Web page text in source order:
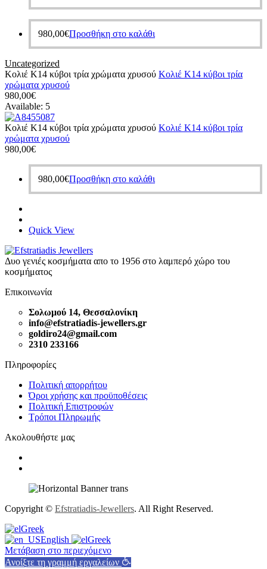
980,00€Προσθήκη στο καλάθι
Uncategorized
Κολιέ Κ14 κύβοι τρία χρώματα χρυσού Κολιέ Κ14 κύβοι τρία
χρώματα χρυσού
980,00€
Available: 5
Κολιέ Κ14 κύβοι τρία χρώματα χρυσού Κολιέ Κ14 κύβοι τρία
χρώματα χρυσού
980,00€
980,00€Προσθήκη στο καλάθι
Quick View
Δυο γενιές κοσμήματα απο το 1956 στο λαμπερό χώρο του
κοσμήματος
Επικοινωνία
Σολωμού 14, Θεσσαλονίκη
info@efstratiadis-jewellers.gr
goldiro24@gmail.com
2310 233166
Πληροφορίες
Πολιτική απορρήτου
Όροι χρήσης και προϋποθέσεις
Πολιτική Επιστροφών
Τρόποι Πληρωμής
Ακολουθήστε μας
Copyright © Efstratiadis-Jewellers. All Right Reserved.
Greek
English
Greek
Μετάβαση στο περιεχόμενο
Ανοίξτε τη γραμμή εργαλείων